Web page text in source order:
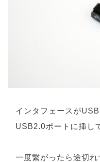
インタフェースが
USB2.0ポートに挿し
一度繋がったら途切れ